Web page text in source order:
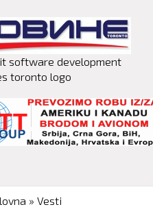
here
» Vesti